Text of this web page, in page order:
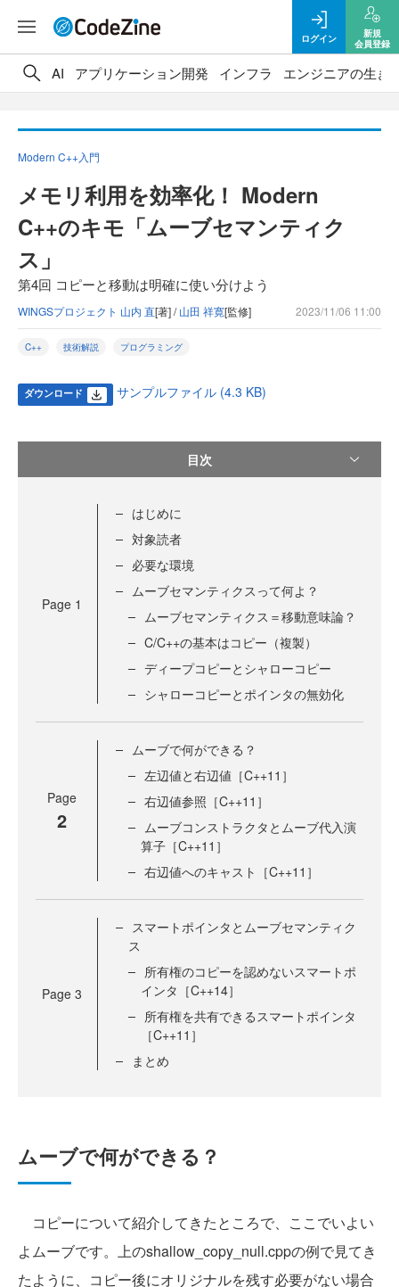
ログイン
新規
会員登録
AI アプリケーション開発 インフラ エンジニアの生き
Modern C++入門
メモリ利用を効率化！ Modern
C++のキモ「ムーブセマンティク
ス」
第4回 コピーと移動は明確に使い分けよう
WINGSプロジェクト 山内 直[著] /山田 祥寛[監修] 2023/11/06 11:00
C++ 技術解説 プログラミング
ダウンロード サンプルファイル (4.3 KB)
目次
Page 1
はじめに
対象読者
必要な環境
ムーブセマンティクスって何よ？
ムーブセマンティクス＝移動意味論？
C/C++の基本はコピー（複製）
ディープコピーとシャローコピー
シャローコピーとポインタの無効化
Page
2
ムーブで何ができる？
左辺値と右辺値［C++11］
右辺値参照［C++11］
ムーブコンストラクタとムーブ代入演
算子［C++11］
右辺値へのキャスト［C++11］
Page 3
スマートポインタとムーブセマンティク
ス
所有権のコピーを認めないスマートポ
インタ［C++14］
所有権を共有できるスマートポインタ
［C++11］
まとめ
ムーブで何ができる？
コピーについて紹介してきたところで、ここでいよい
よムーブです。上のshallow_copy_null.cppの例で見てき
たように、コピー後にオリジナルを残す必要がない場合